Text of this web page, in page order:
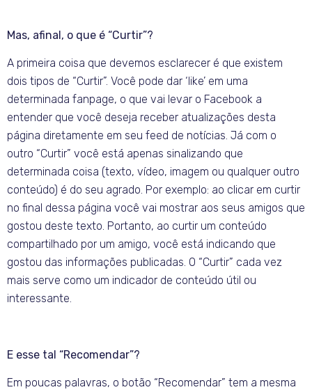
Mas, afinal, o que é “Curtir”?
A primeira coisa que devemos esclarecer é que existem
dois tipos de “Curtir”. Você pode dar ‘like’ em uma
determinada fanpage, o que vai levar o Facebook a
entender que você deseja receber atualizações desta
página diretamente em seu feed de notícias. Já com o
outro “Curtir” você está apenas sinalizando que
determinada coisa (texto, vídeo, imagem ou qualquer outro
conteúdo) é do seu agrado. Por exemplo: ao clicar em curtir
no final dessa página você vai mostrar aos seus amigos que
gostou deste texto. Portanto, ao curtir um conteúdo
compartilhado por um amigo, você está indicando que
gostou das informações publicadas. O “Curtir” cada vez
mais serve como um indicador de conteúdo útil ou
interessante.
E esse tal “Recomendar”?
Em poucas palavras, o botão “Recomendar” tem a mesma